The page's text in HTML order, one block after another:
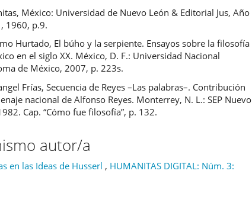
México: Universidad de Nuevo León & Editorial Jus, Año
1960, p.9.
Hurtado, El búho y la serpiente. Ensayos sobre la filosofía
en el siglo XX. México, D. F.: Universidad Nacional
de México, 2007, p. 223s.
Frías, Secuencia de Reyes –Las palabras–. Contribución
nacional de Alfonso Reyes. Monterrey, N. L.: SEP Nuevo
Cap. “Cómo fue filosofía”, p. 132.
autor/a
en las Ideas de Husserl , HUMANITAS DIGITAL: Núm. 3: